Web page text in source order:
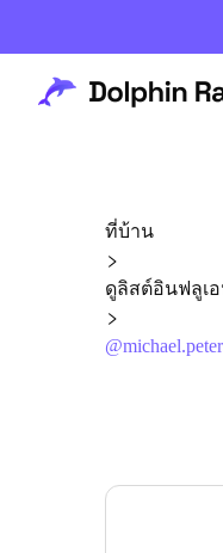
ที่บ้าน
ดูลิสต์อินฟลูเอ